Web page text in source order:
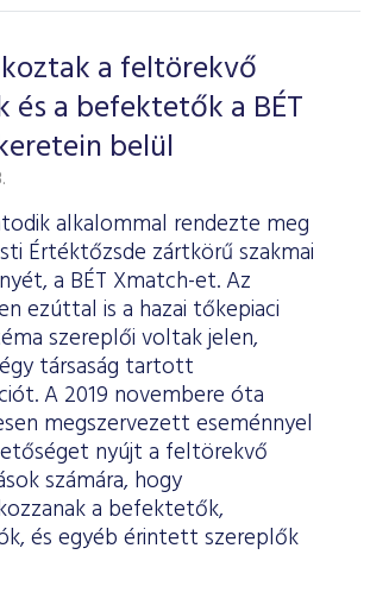
a feltörekvő
és a befektetők a BÉT
belül
alkalommal rendezte meg
Értéktőzsde zártkörű szakmai
a BÉT Xmatch-et. Az
ezúttal is a hazai tőkepiaci
szereplői voltak jelen,
társaság tartott
A 2019 novembere óta
megszervezett eseménnyel
nyújt a feltörekvő
számára, hogy
a befektetők,
és egyéb érintett szereplők